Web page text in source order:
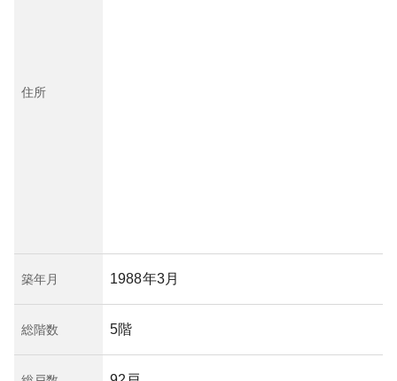
住所
築年月 1988年3月
総階数 5階